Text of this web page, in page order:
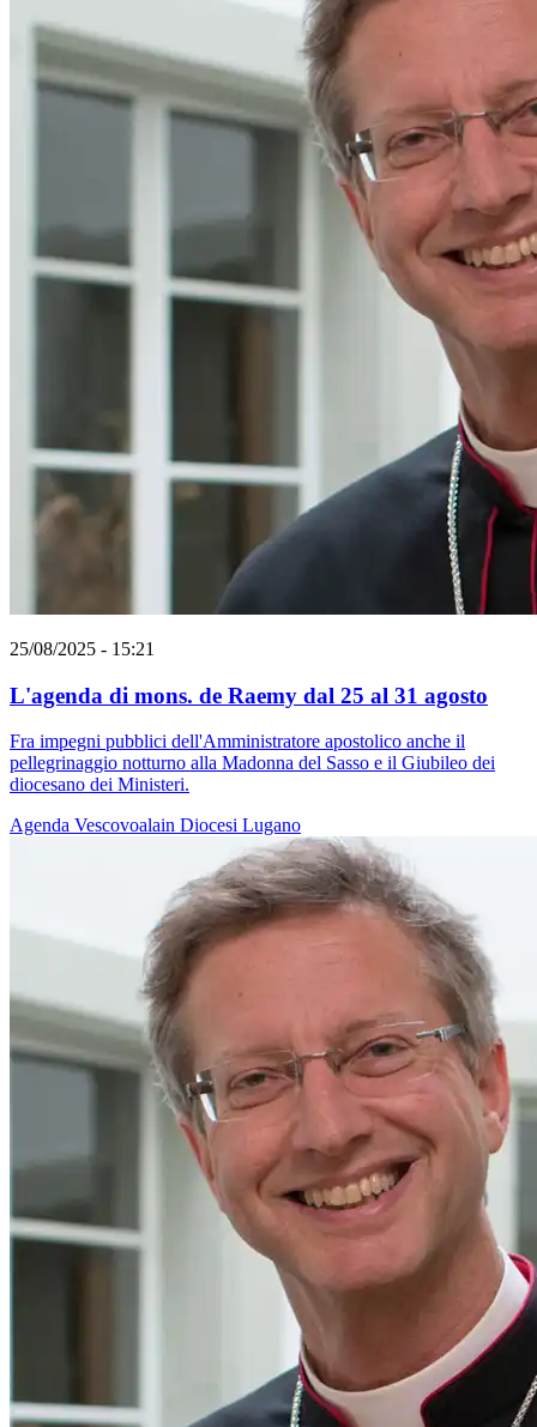
25/08/2025 - 15:21
L'agenda di mons. de Raemy dal 25 al 31 agosto
Fra impegni pubblici dell'Amministratore apostolico anche il
pellegrinaggio notturno alla Madonna del Sasso e il Giubileo dei
diocesano dei Ministeri.
Agenda Vescovoalain Diocesi Lugano